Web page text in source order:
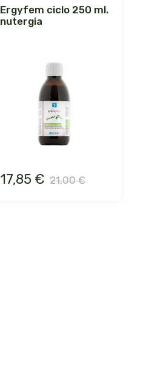
ergyfem ciclo 250 ml.
nutergia
17,85 € 21,00 €